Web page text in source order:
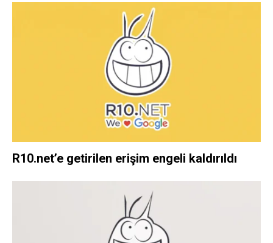
R10.net’e getirilen erişim engeli kaldırıldı